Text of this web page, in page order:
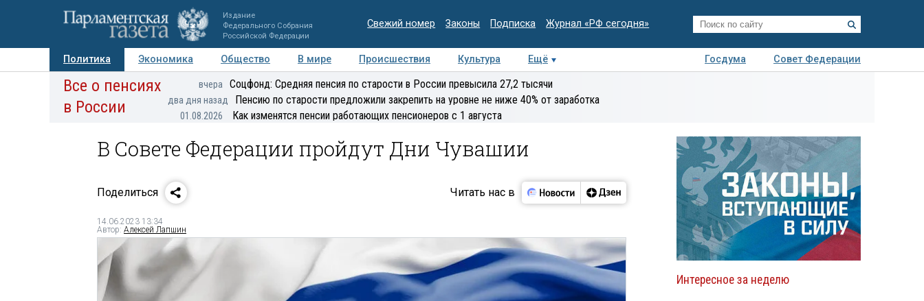
Издание
Федерального Собрания
Российской Федерации
Свежий номер Законы Подписка Журнал «РФ сегодня»
Политика Экономика Общество В мире Происшествия Культура Ещё Госдума
Совет Федерации
Авторы Персоны Мнения Регионы Медиацентр Интервью Колумнисты
экспертиза
Все о пенсиях
в России
вчера Соцфонд: Средняя пенсия по старости в России превысила 27,2 тысячи
два дня назад Пенсию по старости предложили закрепить на уровне не ниже 40% от заработка
01.08.2026 Как изменятся пенсии работающих пенсионеров с 1 августа
В Совете Федерации пройдут Дни Чувашии
Поделиться Читать нас в
14.06.2023 13:34
Автор: Алексей Лапшин
Интересное за неделю